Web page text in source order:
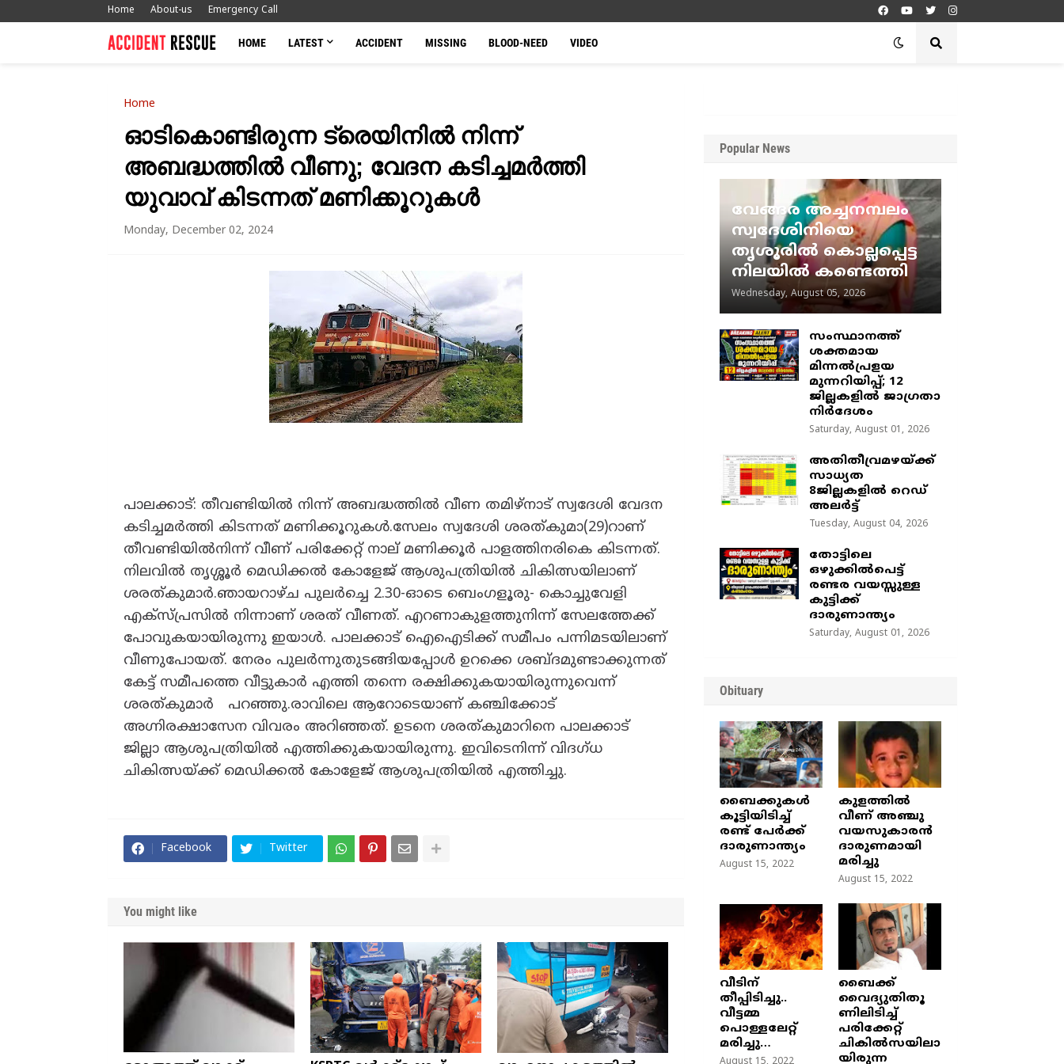
Home About-us Emergency Call
HOME LATEST ACCIDENT MISSING BLOOD-NEED VIDEO
Home
ഓടികൊണ്ടിരുന്ന ട്രെയിനിൽ നിന്ന്
അബദ്ധത്തിൽ വീണു; വേദന കടിച്ചമർത്തി
യുവാവ് കിടന്നത് മണിക്കൂറുകൾ
Monday, December 02, 2024
പാലക്കാട്: തീവണ്ടിയിൽ നിന്ന് അബദ്ധത്തിൽ വീണ തമിഴ്‌നാട് സ്വദേശി വേദന
കടിച്ചമർത്തി കിടന്നത് മണിക്കൂറുകൾ.സേലം സ്വദേശി ശരത്കുമാ(29)റാണ്
തീവണ്ടിയിൽനിന്ന് വീണ് പരിക്കേറ്റ് നാല് മണിക്കൂർ പാളത്തിനരികെ കിടന്നത്.
നിലവിൽ തൃശ്ശൂർ മെഡിക്കൽ കോളേജ് ആശുപത്രിയിൽ ചികിത്സയിലാണ്
ശരത്‌കുമാർ.ഞായറാഴ്ച പുലർച്ചെ 2.30-ഓടെ ബെംഗളൂരു- കൊച്ചുവേളി
എക്സ്പ്രസിൽ നിന്നാണ് ശരത് വീണത്. എറണാകുളത്തുനിന്ന് സേലത്തേക്ക്
പോവുകയായിരുന്നു ഇയാൾ. പാലക്കാട് ഐഐടിക്ക് സമീപം പന്നിമടയിലാണ്
വീണുപോയത്. നേരം പുലർന്നുതുടങ്ങിയപ്പോൾ ഉറക്കെ ശബ്ദമുണ്ടാക്കുന്നത്
കേട്ട് സമീപത്തെ വീട്ടുകാർ എത്തി തന്നെ രക്ഷിക്കുകയായിരുന്നുവെന്ന്
ശരത്കുമാർ പറഞ്ഞു.രാവിലെ ആറോടെയാണ് കഞ്ചിക്കോട്
അഗ്നിരക്ഷാസേന വിവരം അറിഞ്ഞത്. ഉടനെ ശരത്‌കുമാറിനെ പാലക്കാട്
ജില്ലാ ആശുപത്രിയിൽ എത്തിക്കുകയായിരുന്നു. ഇവിടെനിന്ന് വിദഗ്‌ധ
ചികിത്സയ്ക്ക് മെഡിക്കൽ കോളേജ് ആശുപത്രിയിൽ എത്തിച്ചു.
Facebook Twitter
You might like
Popular News
വേങ്ങര അച്ചനമ്പലം
സ്വദേശിനിയെ
തൃശൂരിൽ കൊല്ലപ്പെട്ട
നിലയിൽ കണ്ടെത്തി
Wednesday, August 05, 2026
സംസ്ഥാനത്ത്
ശക്തമായ
മിന്നൽപ്രളയ
മുന്നറിയിപ്പ്; 12
ജില്ലകളിൽ ജാഗ്രതാ
നിർദേശം
Saturday, August 01, 2026
അതിതീവ്രമഴയ്ക്ക്
സാധ്യത
8ജില്ലകളിൽ റെഡ്
അലർട്ട്
Tuesday, August 04, 2026
തോട്ടിലെ
ഒഴുക്കിൽപെട്ട്
രണ്ടര വയസ്സുള്ള
കുട്ടിക്ക്
ദാരുണാന്ത്യം
Saturday, August 01, 2026
Obituary
ബൈക്കുകൾ
കൂട്ടിയിടിച്ച്
രണ്ട് പേർക്ക്
ദാരുണാന്ത്യം
August 15, 2022
കുളത്തില്‍
വീണ് അഞ്ചു
വയസുകാരന്‍
ദാരുണമായി
മരിച്ചു
August 15, 2022
വീടിന്
തീപ്പിടിച്ചു..
വീട്ടമ്മ
പൊള്ളലേറ്റ്
മരിച്ചു…
ബൈക്ക്
വൈദ്യുതിതൂ
ണിലിടിച്ച്‌
പരിക്കേറ്റ്
ചികില്‍സയിലാ
യിരുന്ന